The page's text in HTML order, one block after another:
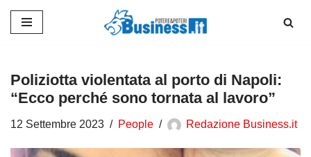
contenuto
Poliziotta violentata al porto di Napoli:
“Ecco perché sono tornata al lavoro”
12 Settembre 2023 People Redazione Business.it